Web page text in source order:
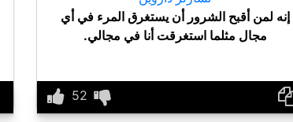
إنه لمن أقبح الشرور أن يستغرق المرء في أي
مجال مثلما استغرقت أنا في مجالي.